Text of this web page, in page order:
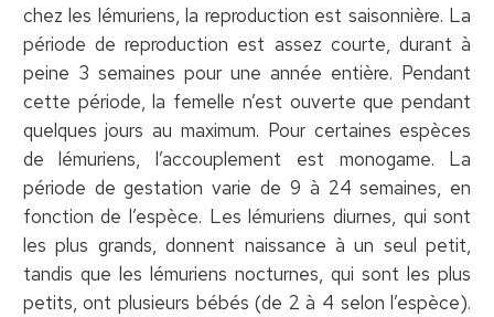
chez les lémuriens, la reproduction est saisonnière. La
période de reproduction est assez courte, durant à
peine 3 semaines pour une année entière. Pendant
cette période, la femelle n’est ouverte que pendant
quelques jours au maximum. Pour certaines espèces
de lémuriens, l’accouplement est monogame. La
période de gestation varie de 9 à 24 semaines, en
fonction de l’espèce. Les lémuriens diurnes, qui sont
les plus grands, donnent naissance à un seul petit,
tandis que les lémuriens nocturnes, qui sont les plus
petits, ont plusieurs bébés (de 2 à 4 selon l’espèce).